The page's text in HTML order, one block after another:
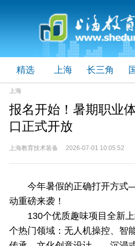
精选 上海 长三角
上海
报名开始！暑期职业
口正式开放
上海教育技术装备 2026-07-01 10:05:52
今年暑假的正确打开方
动重磅来袭！
130个优质趣味项目全新
个热门领域：无人机操控、智